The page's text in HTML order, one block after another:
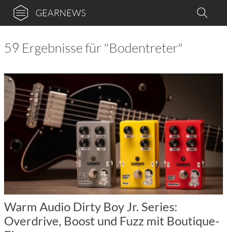
GEARNEWS
59 Ergebnisse für "Bodentreter"
Warm Audio Dirty Boy Jr. Series:
Overdrive, Boost und Fuzz mit Boutique-